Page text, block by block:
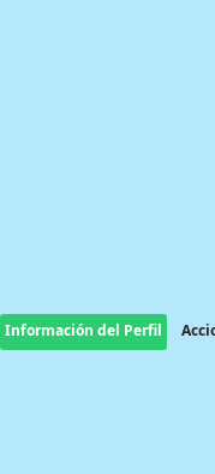
Información del Perfil